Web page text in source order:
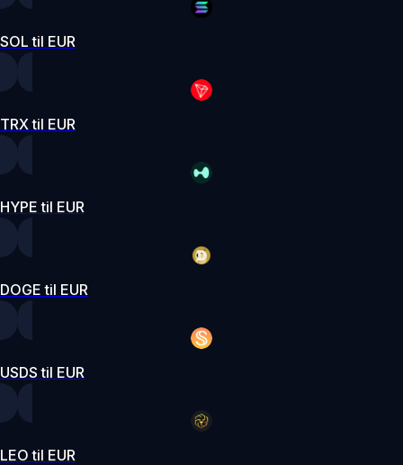
SOL til EUR
TRX til EUR
HYPE til EUR
DOGE til EUR
USDS til EUR
LEO til EUR